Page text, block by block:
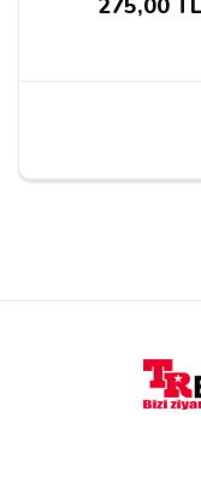
ve sonrası ağır
bakabilirsiniz.